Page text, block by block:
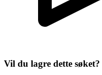
Vil du lagre dette søket?